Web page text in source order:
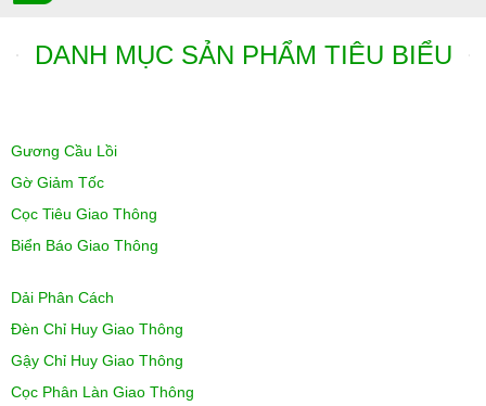
DANH MỤC SẢN PHẨM TIÊU BIỂU
Gương Cầu Lồi
Gờ Giảm Tốc
Cọc Tiêu Giao Thông
Biển Báo Giao Thông
Dải Phân Cách
Đèn Chỉ Huy Giao Thông
Gậy Chỉ Huy Giao Thông
Cọc Phân Làn Giao Thông